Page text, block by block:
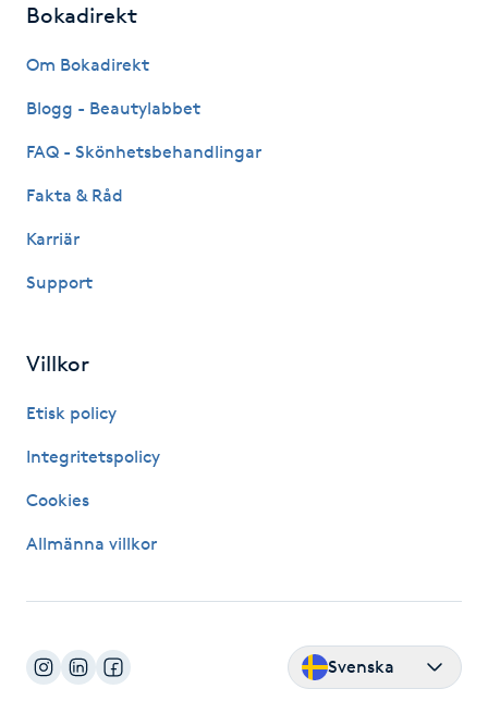
Katun fransar
Kemisk peeling
Kinesiologi
Kiropraktik
Klangmassage
Klippning & Slingor
Klippning ungdom
Koppningsmassage
Bokadirekt
Om Bokadirekt
Blogg - Beautylabbet
FAQ - Skönhetsbehandlingar
Fakta & Råd
Karriär
Support
Villkor
Etisk policy
Integritetspolicy
Cookies
Allmänna villkor
Svenska